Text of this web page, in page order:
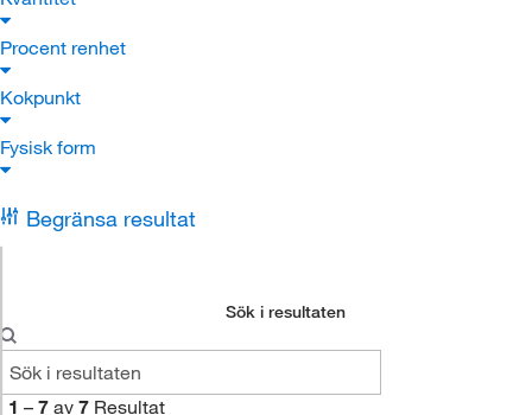
Procent renhet
Kokpunkt
Fysisk form
Begränsa resultat
Sök i resultaten
1 – 7 av 7 Resultat